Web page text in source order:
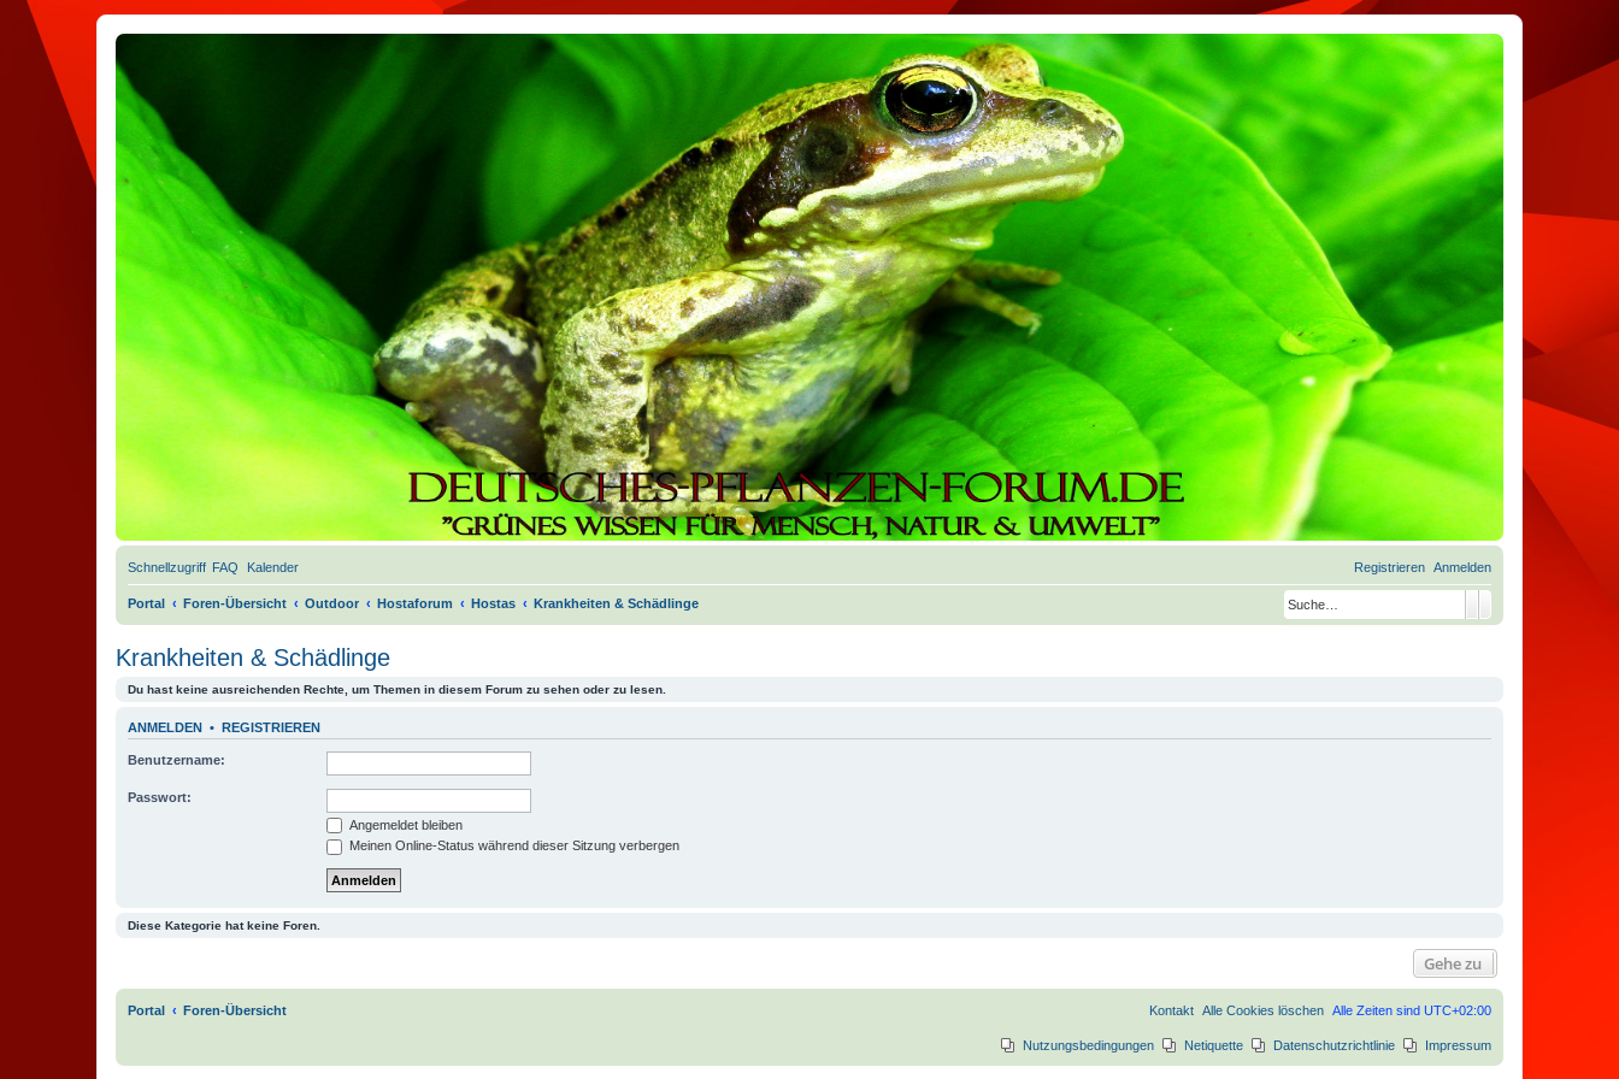
Schnellzugriff FAQ Kalender Anmelden
Registrieren
Portal Foren-Übersicht Outdoor Hostaforum Hostas Krankheiten & Schädlinge
Krankheiten & Schädlinge
Du hast keine ausreichenden Rechte, um Themen in diesem Forum zu sehen oder zu lesen.
ANMELDEN • REGISTRIEREN
Benutzername:
Passwort:
Angemeldet bleiben
Meinen Online-Status während dieser Sitzung verbergen
Diese Kategorie hat keine Foren.
Gehe zu
Portal Foren-Übersicht Alle Zeiten sind UTC+02:00
Alle Cookies löschen
Kontakt
Impressum
Datenschutzrichtlinie
Netiquette
Nutzungsbedingungen